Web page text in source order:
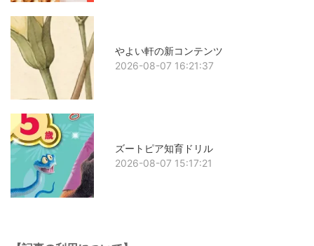
やよい軒の新コンテンツ
2026-08-07 16:21:37
ズートピア知育ドリル
2026-08-07 15:17:21